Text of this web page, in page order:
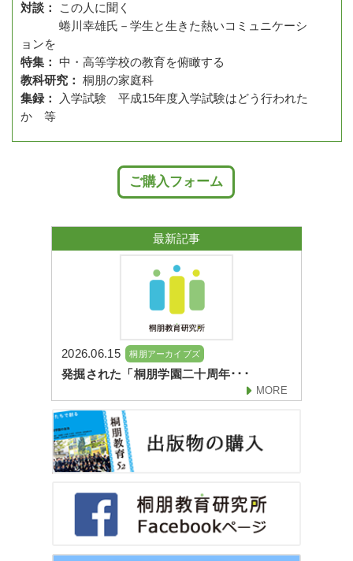
対談：
この人に聞く
蜷川幸雄氏－学生と生きた熱いコミュニケーシ
ョンを
特集： 中・高等学校の教育を俯瞰する
教科研究： 桐朋の家庭科
集録：
入学試験 平成15年度入学試験はどう行われた
か 等
ご購入フォーム
最新記事
2026.06.15 桐朋アーカイブズ
発掘された「桐朋学園二十周年･･･
MORE